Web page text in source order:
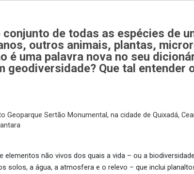
de todas as espécies de
outros animais, plantas,
é uma palavra nova no seu
geodiversidade? Que tal entender
Geoparque Sertão Monumental, na cidade de Quixadá,
elementos não vivos dos quais a vida – ou a
solos, a água, a atmosfera e o relevo – que inclui